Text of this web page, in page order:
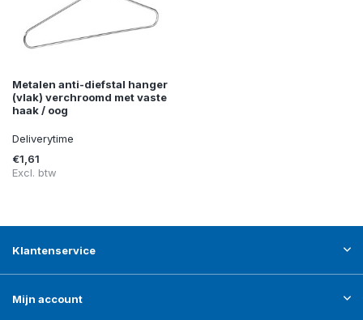
Metalen anti-diefstal hanger
(vlak) verchroomd met vaste
haak / oog
Deliverytime
€1,61
Excl. btw
Klantenservice
Mijn account